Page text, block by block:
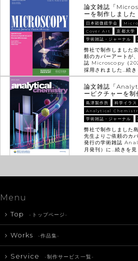
論文雑誌「
ーを制作しました
日本顕微鏡学会
Cover Art
京都大学
学術雑誌・ジャーナル
弊社で制作しました
頼のカバーアートが
誌 Microscopy（
採用されました…続き
論文雑誌「
ーピクチャーを
島津製作所 科学イラス
Analytical
学術雑誌・ジャーナル
弊社で制作しました
先生よりご依頼のカ
発行の学術雑誌
月発刊）に…続きを見
Menu
Top -トップページ-
Works -作品集-
Service -制作サービス一覧-